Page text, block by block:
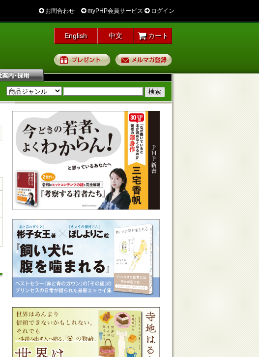
お問合わせ myPHP会員サービス ログイン
English 中文 カート
プレゼント